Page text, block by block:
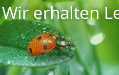
Wir erhalten